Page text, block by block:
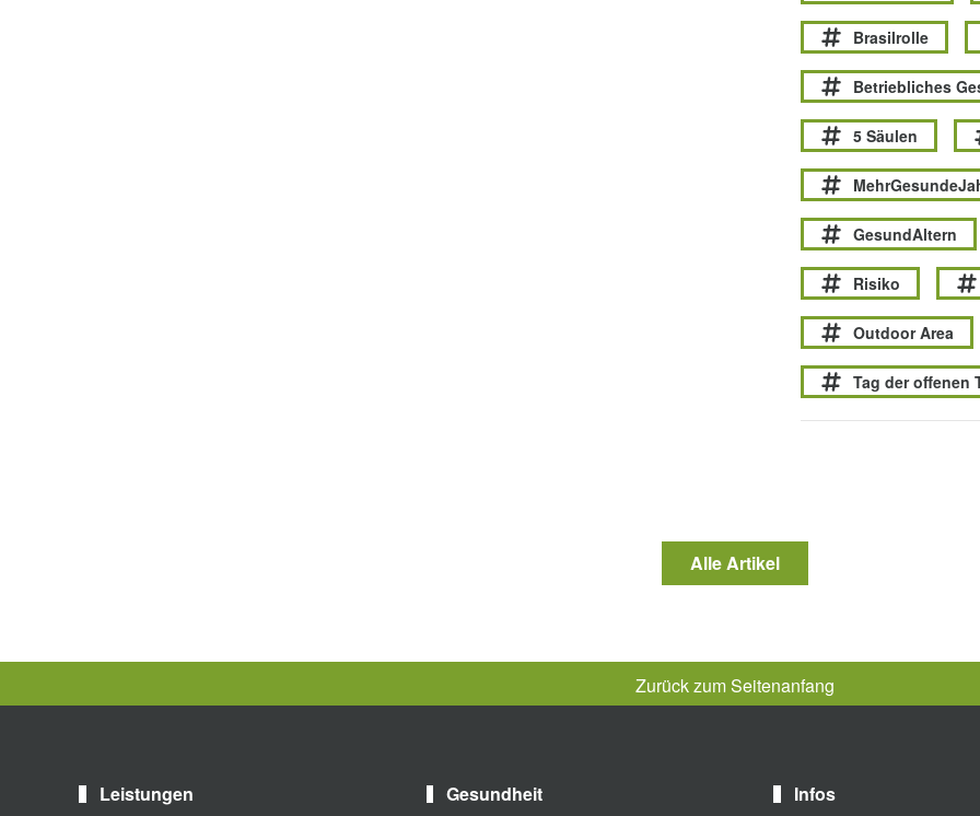
Brasilrolle
Betriebliches
5 Säulen
GesundAltern
Risiko
Outdoor Area
Tag der offenen
Alle Artikel
Zurück zum Seitenanfang
Leistungen
Gesundheit
Infos